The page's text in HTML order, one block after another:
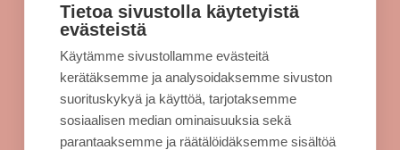
Jellonaparkki lapsille
Kulkuyhteydet
Rekisteriseloste
Evästeet
Sellon intra
Tietoa sivustolla käytetyistä
evästeistä
Käytämme sivustollamme evästeitä
kerätäksemme ja analysoidaksemme sivuston
suorituskykyä ja käyttöä, tarjotaksemme
sosiaalisen median ominaisuuksia sekä
parantaaksemme ja räätälöidäksemme sisältöä